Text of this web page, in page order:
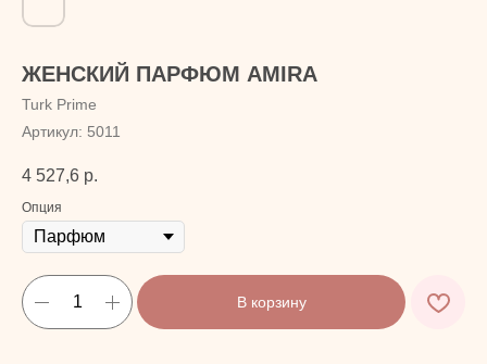
ЖЕНСКИЙ ПАРФЮМ AMIRA
Turk Prime
Артикул: 5011
4 527,6 р.
Опция
В корзину